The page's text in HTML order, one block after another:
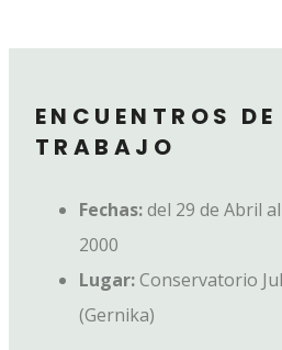
ENCUENTROS DE
TRABAJO
Fechas:del 29 de Abril
2000
Lugar:Conservatorio
(Gernika)